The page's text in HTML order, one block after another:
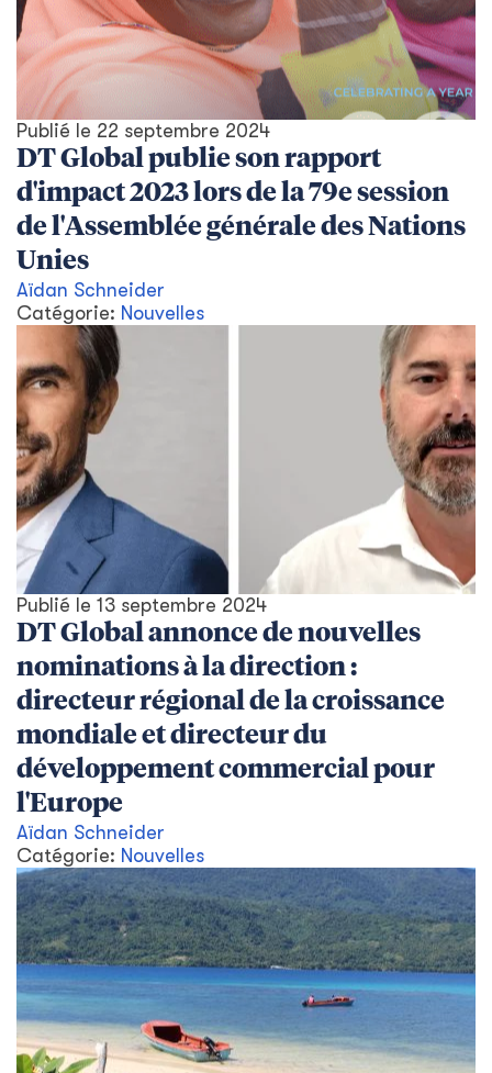
Publié le 22 septembre 2024
DT Global publie son rapport
d'impact 2023 lors de la 79e session
de l'Assemblée générale des Nations
Unies
Aïdan Schneider
Catégorie: Nouvelles
Publié le 13 septembre 2024
DT Global annonce de nouvelles
nominations à la direction :
directeur régional de la croissance
mondiale et directeur du
développement commercial pour
l'Europe
Aïdan Schneider
Catégorie: Nouvelles